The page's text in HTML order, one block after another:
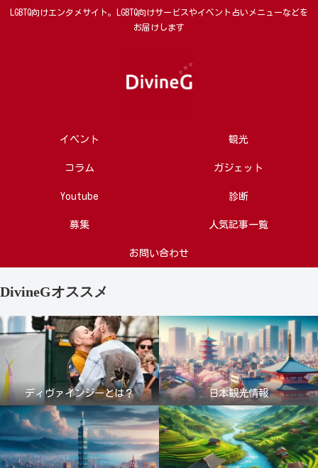
LGBTQ向けエンタメサイト。LGBTQ向けサービスやイベント占いメニューなどを
お届けします
イベント 観光
コラム ガジェット
Youtube 診断
募集 人気記事一覧
お問い合わせ
DivineGオススメ
ディヴァインジーとは？ 日本観光情報